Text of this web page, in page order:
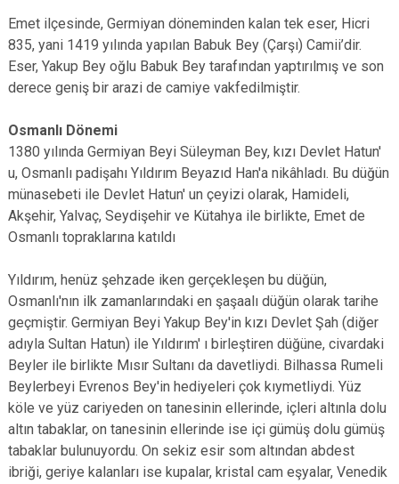
Emet ilçesinde, Germiyan döneminden kalan tek eser, Hicri
835, yani 1419 yılında yapılan Babuk Bey (Çarşı) Camii’dir.
Eser, Yakup Bey oğlu Babuk Bey tarafından yaptırılmış ve son
derece geniş bir arazi de camiye vakfedilmiştir.
Osmanlı Dönemi
1380 yılında Germiyan Beyi Süleyman Bey, kızı Devlet Hatun'
u, Osmanlı padişahı Yıldırım Beyazıd Han'a nikâhladı. Bu düğün
münasebeti ile Devlet Hatun' un çeyizi olarak, Hamideli,
Akşehir, Yalvaç, Seydişehir ve Kütahya ile birlikte, Emet de
Osmanlı topraklarına katıldı
Yıldırım, henüz şehzade iken gerçekleşen bu düğün,
Osmanlı'nın ilk zamanlarındaki en şaşaalı düğün olarak tarihe
geçmiştir. Germiyan Beyi Yakup Bey'in kızı Devlet Şah (diğer
adıyla Sultan Hatun) ile Yıldırım' ı birleştiren düğüne, civardaki
Beyler ile birlikte Mısır Sultanı da davetliydi. Bilhassa Rumeli
Beylerbeyi Evrenos Bey'in hediyeleri çok kıymetliydi. Yüz
köle ve yüz cariyeden on tanesinin ellerinde, içleri altınla dolu
altın tabaklar, on tanesinin ellerinde ise içi gümüş dolu gümüş
tabaklar bulunuyordu. On sekiz esir som altından abdest
ibriği, geriye kalanları ise kupalar, kristal cam eşyalar, Venedik